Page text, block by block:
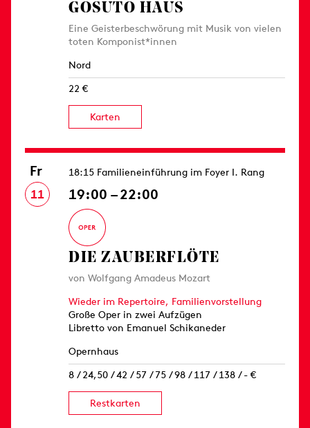
GOSUTO HAUS
Eine Geisterbeschwörung mit Musik von vielen
toten Komponist*innen
Nord
22 €
Karten
Fr
11
18:15 Familieneinführung im Foyer I. Rang
19:00 – 22:00
DIE ZAUBERFLÖTE
von Wolfgang Amadeus Mozart
Wieder im Repertoire, Familienvorstellung
Große Oper in zwei Aufzügen
Libretto von Emanuel Schikaneder
Opernhaus
8 / 24,50 / 42 / 57 / 75 / 98 / 117 / 138 / - €
Restkarten